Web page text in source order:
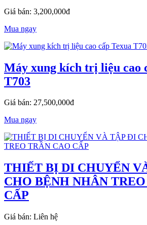
Giá bán: 3,200,000đ
Mua ngay
Máy xung kích trị liệu cao
T703
Giá bán: 27,500,000đ
Mua ngay
THIẾT BỊ DI CHUYỂN
CHO BỆNH NHÂN
CẤP
Giá bán: Liên hệ